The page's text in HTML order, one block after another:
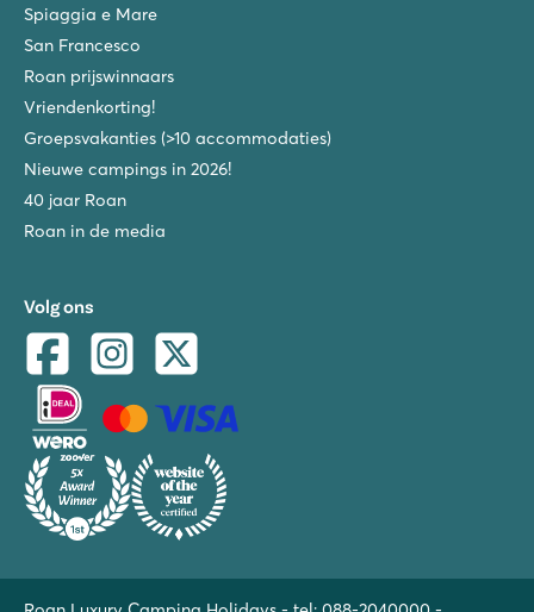
Spiaggia e Mare
San Francesco
Roan prijswinnaars
Vriendenkorting!
Groepsvakanties (>10 accommodaties)
Nieuwe campings in 2026!
40 jaar Roan
Roan in de media
Volg ons